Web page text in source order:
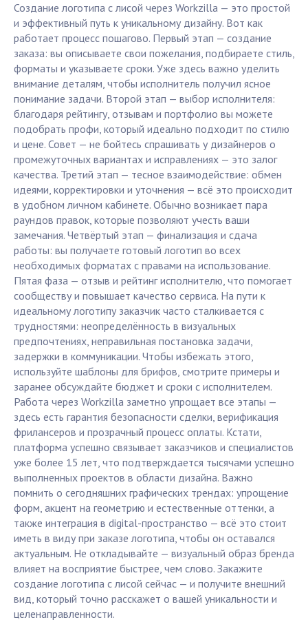
Создание логотипа с лисой через Workzilla — это простой
и эффективный путь к уникальному дизайну. Вот как
работает процесс пошагово. Первый этап — создание
заказа: вы описываете свои пожелания, подбираете стиль,
форматы и указываете сроки. Уже здесь важно уделить
внимание деталям, чтобы исполнитель получил ясное
понимание задачи. Второй этап — выбор исполнителя:
благодаря рейтингу, отзывам и портфолио вы можете
подобрать профи, который идеально подходит по стилю
и цене. Совет — не бойтесь спрашивать у дизайнеров о
промежуточных вариантах и исправлениях — это залог
качества. Третий этап — тесное взаимодействие: обмен
идеями, корректировки и уточнения — всё это происходит
в удобном личном кабинете. Обычно возникает пара
раундов правок, которые позволяют учесть ваши
замечания. Четвёртый этап — финализация и сдача
работы: вы получаете готовый логотип во всех
необходимых форматах с правами на использование.
Пятая фаза — отзыв и рейтинг исполнителю, что помогает
сообществу и повышает качество сервиса. На пути к
идеальному логотипу заказчик часто сталкивается с
трудностями: неопределённость в визуальных
предпочтениях, неправильная постановка задачи,
задержки в коммуникации. Чтобы избежать этого,
используйте шаблоны для брифов, смотрите примеры и
заранее обсуждайте бюджет и сроки с исполнителем.
Работа через Workzilla заметно упрощает все этапы —
здесь есть гарантия безопасности сделки, верификация
фрилансеров и прозрачный процесс оплаты. Кстати,
платформа успешно связывает заказчиков и специалистов
уже более 15 лет, что подтверждается тысячами успешно
выполненных проектов в области дизайна. Важно
помнить о сегодняшних графических трендах: упрощение
форм, акцент на геометрию и естественные оттенки, а
также интеграция в digital-пространство — всё это стоит
иметь в виду при заказе логотипа, чтобы он оставался
актуальным. Не откладывайте — визуальный образ бренда
влияет на восприятие быстрее, чем слово. Закажите
создание логотипа с лисой сейчас — и получите внешний
вид, который точно расскажет о вашей уникальности и
целенаправленности.